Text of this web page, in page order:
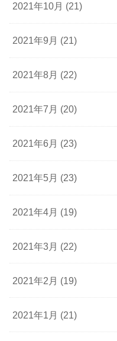
2021年10月 (21)
2021年9月 (21)
2021年8月 (22)
2021年7月 (20)
2021年6月 (23)
2021年5月 (23)
2021年4月 (19)
2021年3月 (22)
2021年2月 (19)
2021年1月 (21)